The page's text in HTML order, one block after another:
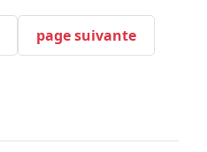
page suivante